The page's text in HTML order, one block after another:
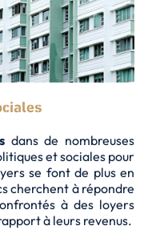
dans de nombreuses
et sociales pour
se font de plus en
cherchent à répondre
à des loyers
à leurs revenus.